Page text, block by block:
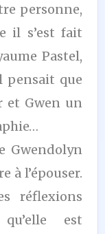
personne,
il s’est fait
Pastel,
pensait que
et Gwen un
Gwendolyn
à l’épouser.
réflexions
est